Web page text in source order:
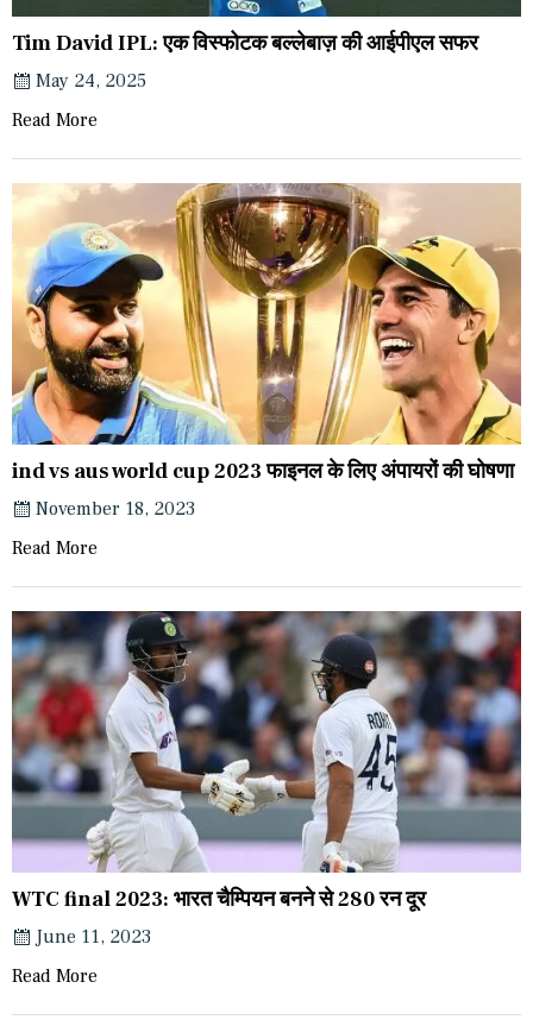
Tim David IPL: एक विस्फोटक बल्लेबाज़ की आईपीएल सफर
May 24, 2025
Read More
ind vs aus world cup 2023 फाइनल के लिए अंपायरों की घोषणा
November 18, 2023
Read More
WTC final 2023: भारत चैम्पियन बनने से 280 रन दूर
June 11, 2023
Read More